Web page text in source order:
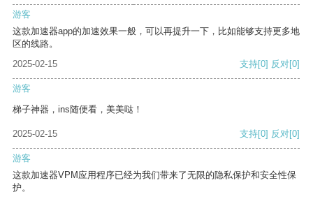
游客
这款加速器app的加速效果一般，可以再提升一下，比如能够支持更多地
区的线路。
2025-02-15
支持[0] 反对[0]
游客
梯子神器，ins随便看，美美哒！
2025-02-15 支持[0] 反对[0]
游客
这款加速器VPM应用程序已经为我们带来了无限的隐私保护和安全性保
护。